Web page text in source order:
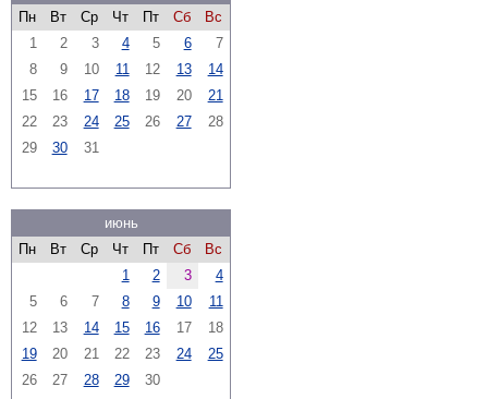
Пн
Вт Ср Чт Пт Сб
Вс
1
2 3 4 5 6
7
8
9 10 11 12 13
14
15
16 17 18 19 20
21
22
23 24 25 26 27
28
29
30 31
июнь
Пн
Вт Ср Чт Пт Сб
Вс
1
2 3
4
5
6 7 8 9 10
11
12
13 14 15 16 17
18
19
20 21 22 23 24
25
26
27 28 29 30